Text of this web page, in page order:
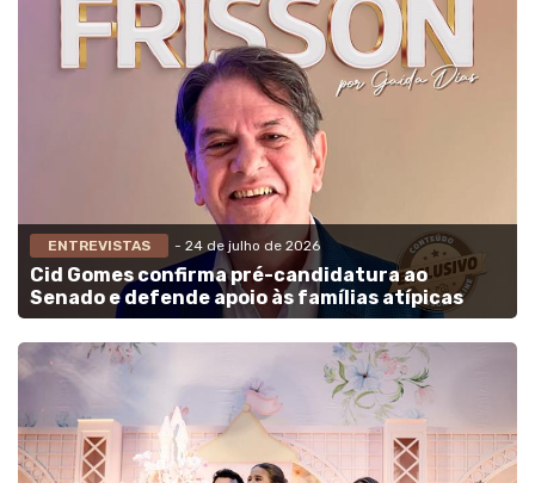
ENTREVISTAS - 24 de julho de 2026
Cid Gomes confirma pré-candidatura ao
Senado e defende apoio às famílias atípicas